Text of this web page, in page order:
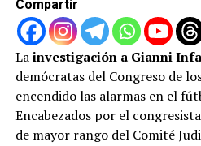
Compartir
Lainvestigación a Gianni
demócratas del Congreso de
encendido las alarmas en el
Encabezados por el
de mayor rango del Comité